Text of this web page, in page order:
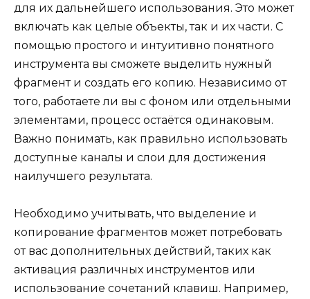
для их дальнейшего использования. Это может
включать как целые объекты, так и их части. С
помощью простого и интуитивно понятного
инструмента вы сможете выделить нужный
фрагмент и создать его копию. Независимо от
того, работаете ли вы с фоном или отдельными
элементами, процесс остаётся одинаковым.
Важно понимать, как правильно использовать
доступные каналы и слои для достижения
наилучшего результата.
Необходимо учитывать, что выделение и
копирование фрагментов может потребовать
от вас дополнительных действий, таких как
активация различных инструментов или
использование сочетаний клавиш. Например,